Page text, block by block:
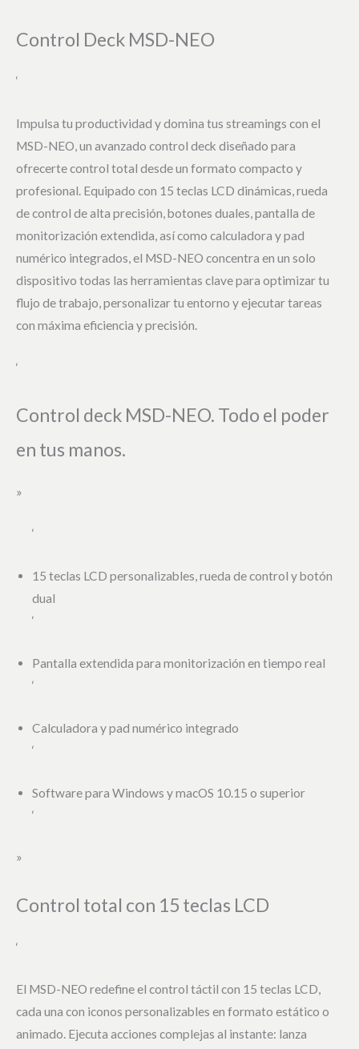
Control Deck MSD-NEO
‘
Impulsa tu productividad y domina tus streamings con el
MSD-NEO, un avanzado control deck diseñado para
ofrecerte control total desde un formato compacto y
profesional. Equipado con 15 teclas LCD dinámicas, rueda
de control de alta precisión, botones duales, pantalla de
monitorización extendida, así como calculadora y pad
numérico integrados, el MSD-NEO concentra en un solo
dispositivo todas las herramientas clave para optimizar tu
flujo de trabajo, personalizar tu entorno y ejecutar tareas
con máxima eficiencia y precisión.
‘
Control deck MSD-NEO. Todo el poder
en tus manos.
»
‘
15 teclas LCD personalizables, rueda de control y botón
dual
‘
Pantalla extendida para monitorización en tiempo real
‘
Calculadora y pad numérico integrado
‘
Software para Windows y macOS 10.15 o superior
‘
»
Control total con 15 teclas LCD
‘
El MSD-NEO redefine el control táctil con 15 teclas LCD,
cada una con iconos personalizables en formato estático o
animado. Ejecuta acciones complejas al instante: lanza